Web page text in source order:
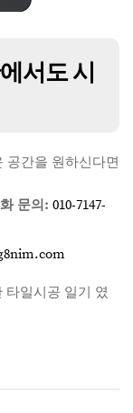
서도 시
공간을 원하신다면
문의: 010-7147-
일시공 일기 였